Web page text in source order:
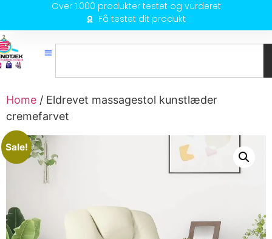
Over 1.000 produkter testet og vurderet
Få testet dit produkt
Home / Eldrevet massagestol kunstlæder
cremefarvet
Sale!